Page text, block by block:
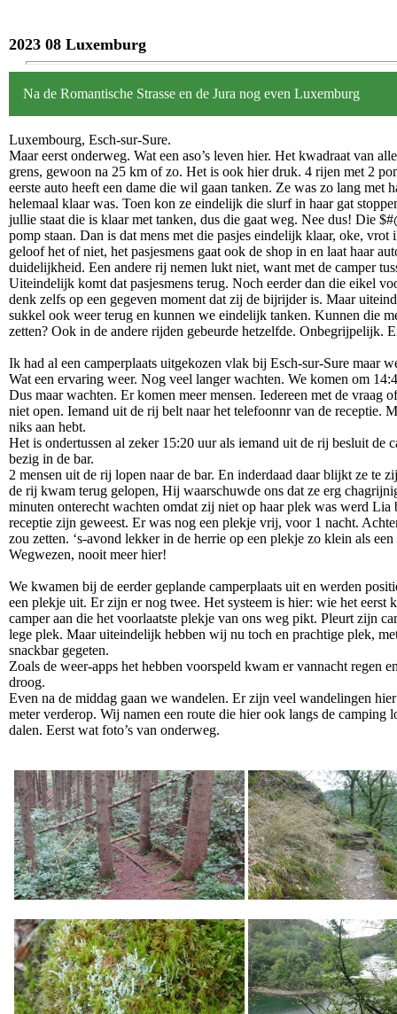
2023 08 Luxemburg
Na de Romantische Strasse en de Jura nog even Luxemburg
Luxembourg, Esch-sur-Sure.
Maar eerst onderweg. Wat een aso’s leven hier. Het kwadraat van
grens, gewoon na 25 km of zo. Het is ook hier druk. 4 rijen met 2
eerste auto heeft een dame die wil gaan tanken. Ze was zo lang met
helemaal klaar was. Toen kon ze eindelijk die slurf in haar gat
jullie staat die is klaar met tanken, dus die gaat weg. Nee dus! Die
pomp staan. Dan is dat mens met die pasjes eindelijk klaar, oke,
geloof het of niet, het pasjesmens gaat ook de shop in en laat haar
duidelijkheid. Een andere rij nemen lukt niet, want met de camper
Uiteindelijk komt dat pasjesmens terug. Noch eerder dan die eikel
denk zelfs op een gegeven moment dat zij de bijrijder is. Maar
sukkel ook weer terug en kunnen we eindelijk tanken. Kunnen die
zetten? Ook in de andere rijden gebeurde hetzelfde. Onbegrijpelijk.
Ik had al een camperplaats uitgekozen vlak bij Esch-sur-Sure maar
Wat een ervaring weer. Nog veel langer wachten. We komen om
Dus maar wachten. Er komen meer mensen. Iedereen met de vraag
niet open. Iemand uit de rij belt naar het telefoonnr van de receptie.
niks aan hebt.
Het is ondertussen al zeker 15:20 uur als iemand uit de rij besluit de
bezig in de bar.
2 mensen uit de rij lopen naar de bar. En inderdaad daar blijkt ze te
de rij kwam terug gelopen, Hij waarschuwde ons dat ze erg
minuten onterecht wachten omdat zij niet op haar plek was werd
receptie zijn geweest. Er was nog een plekje vrij, voor 1 nacht.
zou zetten. ‘s-avond lekker in de herrie op een plekje zo klein als
Wegwezen, nooit meer hier!
We kwamen bij de eerder geplande camperplaats uit en werden
een plekje uit. Er zijn er nog twee. Het systeem is hier: wie het eerst
camper aan die het voorlaatste plekje van ons weg pikt. Pleurt zijn
lege plek. Maar uiteindelijk hebben wij nu toch en prachtige plek,
snackbar gegeten.
Zoals de weer-apps het hebben voorspeld kwam er vannacht regen
droog.
Even na de middag gaan we wandelen. Er zijn veel wandelingen
meter verderop. Wij namen een route die hier ook langs de
dalen. Eerst wat foto’s van onderweg.